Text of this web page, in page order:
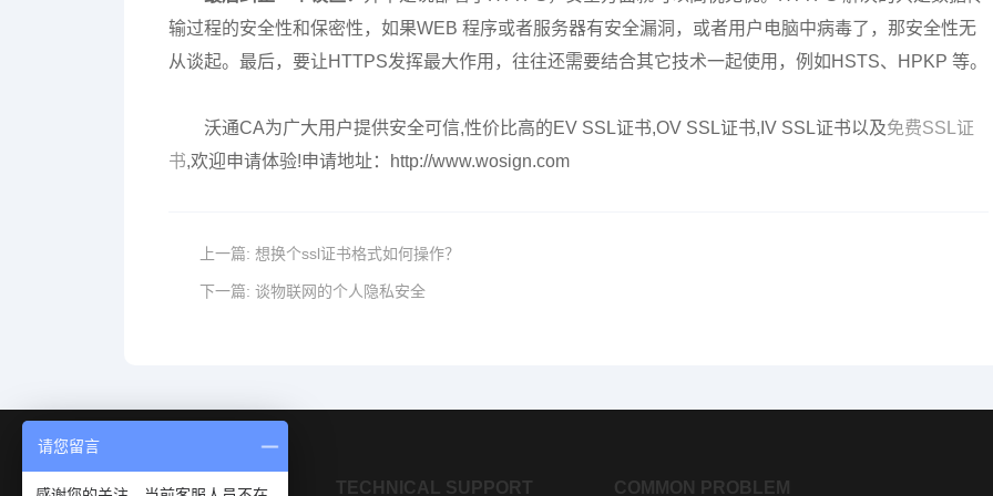
输过程的安全性和保密性，如果WEB 程序或者服务器有安全漏洞，或者用户电脑中病毒了，那安全性无
从谈起。最后，要让HTTPS发挥最大作用，往往还需要结合其它技术一起使用，例如HSTS、HPKP 等。
沃通CA为广大用户提供安全可信,性价比高的EV SSL证书,OV SSL证书,IV SSL证书以及免费SSL证
书,欢迎申请体验!申请地址：http://www.wosign.com
上一篇: 想换个ssl证书格式如何操作？
下一篇: 谈物联网的个人隐私安全
OUR PRODUCTS TECHNICAL SUPPORT COMMON PROBLEM
请您留言